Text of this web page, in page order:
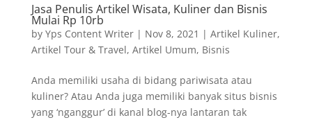
Jasa Penulis Artikel Wisata, Kuliner dan Bisnis
Mulai Rp 10rb
by Yps Content Writer| Nov 8, 2021 | Artikel Kuliner,
Artikel Tour & Travel, Artikel Umum, Bisnis
Anda memiliki usaha di bidang pariwisata atau
kuliner? Atau Anda juga memiliki banyak situs bisnis
yang ‘nganggur’ di kanal blog-nya lantaran tak